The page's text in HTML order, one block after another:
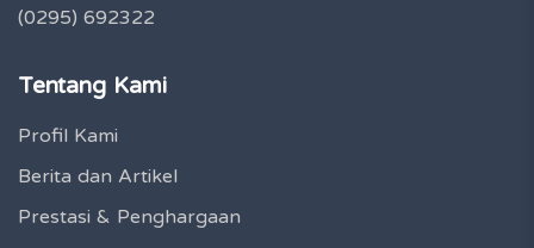
(0295) 692322
Tentang Kami
Profil Kami
Berita dan Artikel
Prestasi & Penghargaan